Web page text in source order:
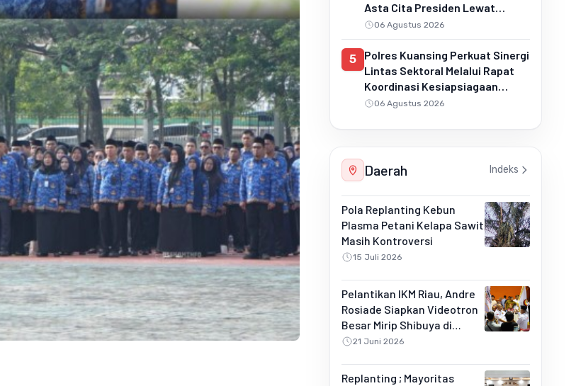
Asta Cita Presiden Lewat
Penanaman Jagung Pipil
06 Agustus 2026
5
Polres Kuansing Perkuat Sinergi
Lintas Sektoral Melalui Rapat
Koordinasi Kesiapsiagaan
Penanganan Karhutla
06 Agustus 2026
Daerah Indeks
Pola Replanting Kebun
Plasma Petani Kelapa Sawit
Masih Kontroversi
15 Juli 2026
Pelantikan IKM Riau, Andre
Rosiade Siapkan Videotron
Besar Mirip Shibuya di
Pekanbaru
21 Juni 2026
Replanting ; Mayoritas